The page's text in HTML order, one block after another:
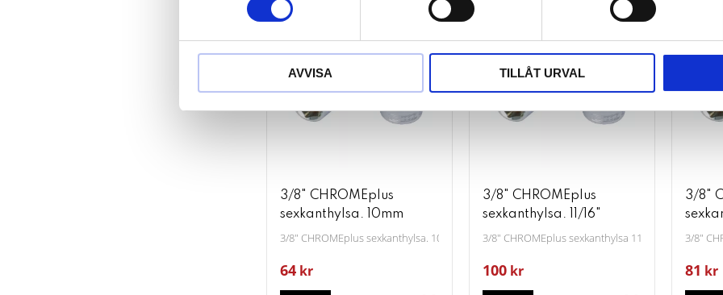
AVVISA TILLÅT URVAL
3/8" CHROMEplus
sexkanthylsa. 10mm
3/8" CHROMEplus sexkanthylsa. 10mm
64 kr
3/8" CHROMEplus
sexkanthylsa. 11/16"
3/8" CHROMEplus sexkanthylsa 11/16”
100 kr
3/8"
3/8"
81 kr